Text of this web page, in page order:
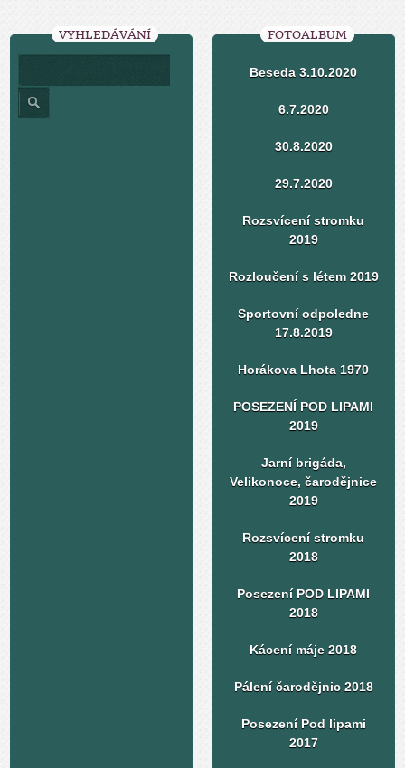
VYHLEDÁVÁNÍ FOTOALBUM
Beseda 3.10.2020
6.7.2020
30.8.2020
29.7.2020
Rozsvícení stromku
2019
Rozloučení s létem 2019
Sportovní odpoledne
17.8.2019
Horákova Lhota 1970
POSEZENÍ POD LIPAMI
2019
Jarní brigáda,
Velikonoce, čarodějnice
2019
Rozsvícení stromku
2018
Posezení POD LIPAMI
2018
Kácení máje 2018
Pálení čarodějnic 2018
Posezení Pod lipami
2017